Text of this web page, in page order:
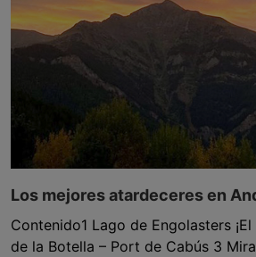
Los mejores atardeceres en
Contenido1 Lago de Engolasters
de la Botella – Port de Cabús 3